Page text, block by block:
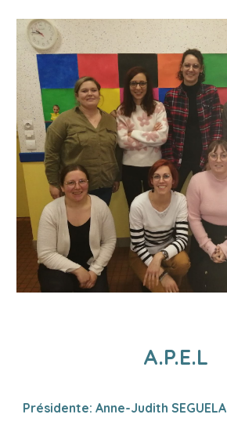
A.P.E.L
Présidente: Anne-Judith SEGUELA